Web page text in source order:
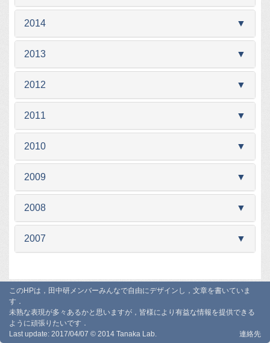
2014 ▼
2013 ▼
2012 ▼
2011 ▼
2010 ▼
2009 ▼
2008 ▼
2007 ▼
このHPは，田中研メンバーみんなで自由にデザインし，文章を書いていま
す．
未熟な表現が多々あるかと思いますが，皆様により有益な情報を提供できる
ように頑張りたいです．
Last update: 2017/04/07 © 2014 Tanaka Lab.
連絡先